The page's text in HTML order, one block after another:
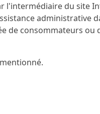
l'intermédiaire du site
administrative
de consommateurs ou